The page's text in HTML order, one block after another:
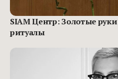
SIAM Центр: Золотые
ритуалы